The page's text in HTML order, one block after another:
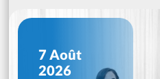
7 Août
2026